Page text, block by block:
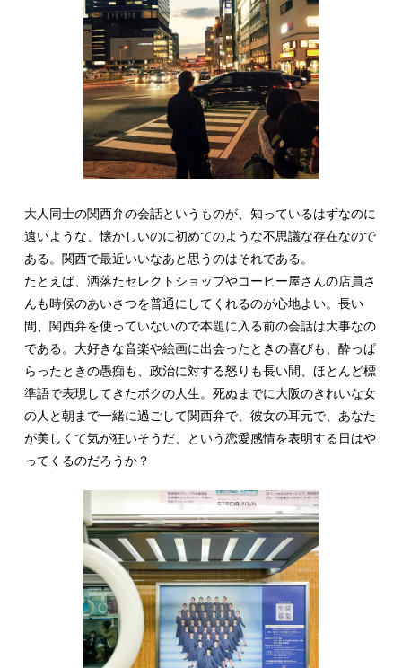
大人同士の関西弁の会話というものが、知っているはずなのに
遠いような、懐かしいのに初めてのような不思議な存在なので
ある。関西で最近いいなあと思うのはそれである。
たとえば、洒落たセレクトショップやコーヒー屋さんの店員さ
んも時候のあいさつを普通にしてくれるのが心地よい。長い
間、関西弁を使っていないので本題に入る前の会話は大事なの
である。大好きな音楽や絵画に出会ったときの喜びも、酔っぱ
らったときの愚痴も、政治に対する怒りも長い間、ほとんど標
準語で表現してきたボクの人生。死ぬまでに大阪のきれいな女
の人と朝まで一緒に過ごして関西弁で、彼女の耳元で、あなた
が美しくて気が狂いそうだ、という恋愛感情を表明する日はや
ってくるのだろうか？